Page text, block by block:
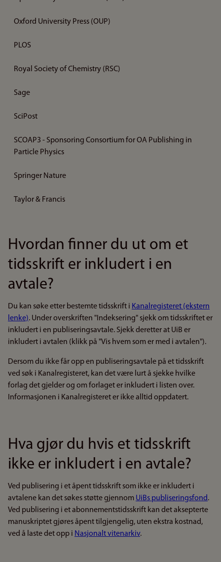
Oxford University Press (OUP)
PLOS
Royal Society of Chemistry (RSC)
Sage
SciPost
SCOAP3 - Sponsoring Consortium for OA Publishing in
Particle Physics
Springer Nature
Taylor & Francis
Hvordan finner du ut om et
tidsskrift er inkludert i en
avtale?
Du kan søke etter bestemte tidsskrift i Kanalregisteret (ekstern
lenke). Under overskriften "Indeksering" sjekk om tidsskriftet er
inkludert i en publiseringsavtale. Sjekk deretter at UiB er
inkludert i avtalen (klikk på "Vis hvem som er med i avtalen").
Dersom du ikke får opp en publiseringsavtale på et tidsskrift
ved søk i Kanalregisteret, kan det være lurt å sjekke hvilke
forlag det gjelder og om forlaget er inkludert i listen over.
Informasjonen i Kanalregisteret er ikke alltid oppdatert.
Hva gjør du hvis et tidsskrift
ikke er inkludert i en avtale?
Ved publisering i et åpent tidsskrift som ikke er inkludert i
avtalene kan det søkes støtte gjennom UiBs publiseringsfond.
Ved publisering i et abonnementstidsskrift kan det aksepterte
manuskriptet gjøres åpent tilgjengelig, uten ekstra kostnad,
ved å laste det opp i Nasjonalt vitenarkiv.